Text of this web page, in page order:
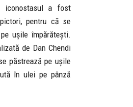
iconostasul a fost
pentru că se
ușile împărătești.
de Dan Chendi
păstrează pe ușile
în ulei pe pânză